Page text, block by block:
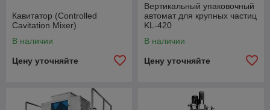
Кавитатор (Controlled
Cavitation Mixer)
В наличии
Цену уточняйте
Вертикальный упаковочный
автомат для крупных частиц
KL-420
В наличии
Цену уточняйте